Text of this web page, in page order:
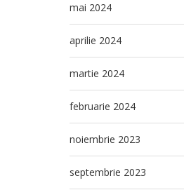
mai 2024
aprilie 2024
martie 2024
februarie 2024
noiembrie 2023
septembrie 2023